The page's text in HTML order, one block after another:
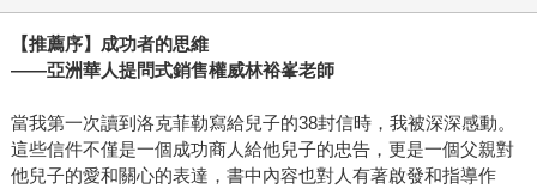
【推薦序】成功者的思維
——亞洲華人提問式銷售權威林裕峯老師
當我第一次讀到洛克菲勒寫給兒子的38封信時，我被深深感動。
這些信件不僅是一個成功商人給他兒子的忠告，更是一個父親對
他兒子的愛和關心的表達，書中內容也對人有著啟發和指導作